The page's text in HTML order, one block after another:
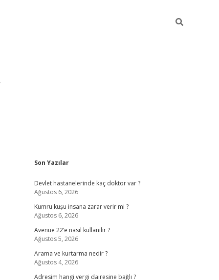
Sidebar
Son Yazılar
Devlet hastanelerinde kaç doktor var ?
Ağustos 6, 2026
Kumru kuşu insana zarar verir mi ?
Ağustos 6, 2026
Avenue 22’e nasıl kullanılır ?
Ağustos 5, 2026
Arama ve kurtarma nedir ?
Ağustos 4, 2026
Adresim hangi vergi dairesine bağlı ?